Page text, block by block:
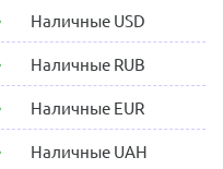
Наличные USD
Наличные RUB
Наличные EUR
Наличные UAH